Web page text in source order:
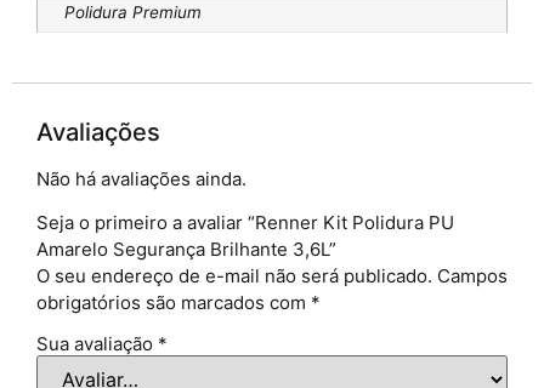
Polidura Premium
Avaliações
Não há avaliações ainda.
Seja o primeiro a avaliar “Renner Kit Polidura PU
Amarelo Segurança Brilhante 3,6L”
O seu endereço de e-mail não será publicado. Campos
obrigatórios são marcados com *
Sua avaliação *